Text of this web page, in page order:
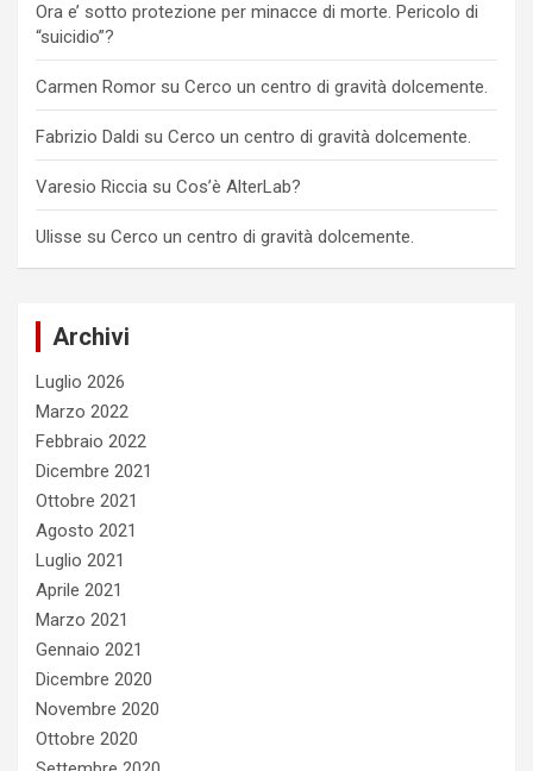
Ora e’ sotto protezione per minacce di morte. Pericolo di
“suicidio”?
Carmen Romor su Cerco un centro di gravità dolcemente.
Fabrizio Daldi su Cerco un centro di gravità dolcemente.
Varesio Riccia su Cos’è AlterLab?
Ulisse su Cerco un centro di gravità dolcemente.
Archivi
Luglio 2026
Marzo 2022
Febbraio 2022
Dicembre 2021
Ottobre 2021
Agosto 2021
Luglio 2021
Aprile 2021
Marzo 2021
Gennaio 2021
Dicembre 2020
Novembre 2020
Ottobre 2020